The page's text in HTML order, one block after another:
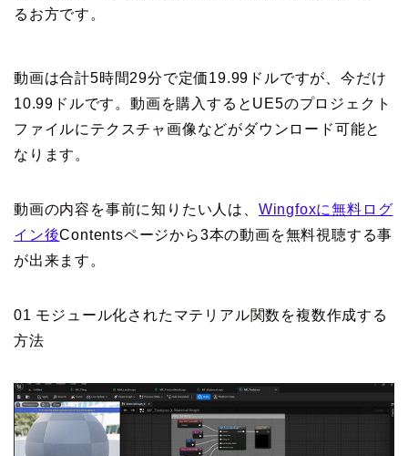
るお方です。
動画は合計5時間29分で定価19.99ドルですが、今だけ
10.99ドルです。動画を購入するとUE5のプロジェクト
ファイルにテクスチャ画像などがダウンロード可能と
なります。
動画の内容を事前に知りたい人は、 Wingfoxに無料ログ
イン後Contentsページから3本の動画を無料視聴する事
が出来ます。
01 モジュール化されたマテリアル関数を複数作成する
方法